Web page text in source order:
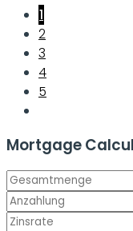
1
2
3
4
5
Mortgage